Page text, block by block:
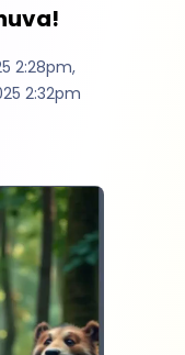
2:28pm,
2:32pm